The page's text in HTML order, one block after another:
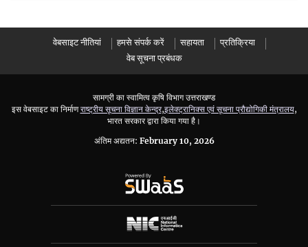
वेबसाइट नीतियां हमसे संपर्क करें सहायता
प्रतिक्रिया
वेब सूचना प्रबंधक
सामग्री का स्वामित्व कृषि विभाग उत्तराखण्ड
इस वेबसाइट का निर्माणराष्ट्रीय सूचना विज्ञान केन्द्र,इलेक्ट्रानिक्स एवं सूचना प्रौद्योगिकी मंत्रालय,
भारत सरकार द्वारा किया गया है।
अंतिम अद्यतन: February 10, 2026